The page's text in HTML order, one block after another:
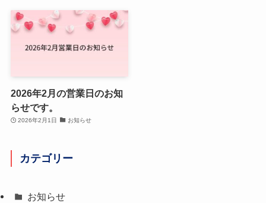
2026年2月の営業日のお知
らせです。
2026年2月1日 お知らせ
カテゴリー
お知らせ